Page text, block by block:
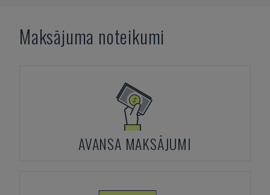
Maksājuma noteikumi
AVANSA MAKSĀJUMI